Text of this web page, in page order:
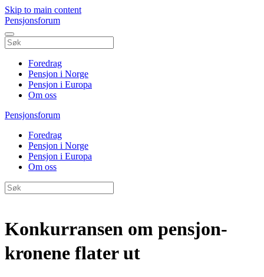
Skip to main content
Pensjonsforum
Foredrag
Pensjon i Norge
Pensjon i Europa
Om oss
Pensjonsforum
Foredrag
Pensjon i Norge
Pensjon i Europa
Om oss
Konkurransen om pensjon-
kronene flater ut